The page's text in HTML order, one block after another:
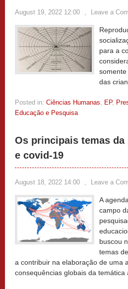
August 19, 2022 12:00 , Leave a
para a
das
Posted in: Ciências Humanas, EP,
Educação e Pesquisa
Os principais temas
e covid-19
August 18, 2022 14:00 , Leave a
A
campo
buscou
temas
a contribuir na elaboração de uma
consequências globais da temática